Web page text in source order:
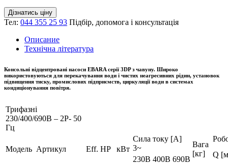
Дізнатись ціну
Тел: 044 355 25 93 Підбір, допомога і консультація
Описание
Технічна література
Консольні відцентровані насоси EBARA серії 3DP з чавуну. Широко
використовуються для перекачування води і чистих неагресивних рідин, установок
підвищення тиску, промислових підприємств, циркуляції води в системах
кондиціонування повітря.
Трифазні
230/400/690В – 2P- 50
Гц
Модель Артикул Eff. HP кВт
Сила току [A]
3~
Вага
[кг]
Q
230В 400В 690В